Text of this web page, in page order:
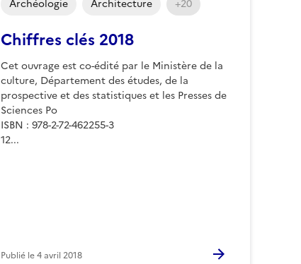
Chiffres clés 2018
Cet ouvrage est co-édité par le Ministère de la
culture, Département des études, de la
prospective et des statistiques et les Presses de
Sciences Po
ISBN : 978-2-72-462255-3
12...
Archéologie Architecture +20
Publié le4 avril 2018